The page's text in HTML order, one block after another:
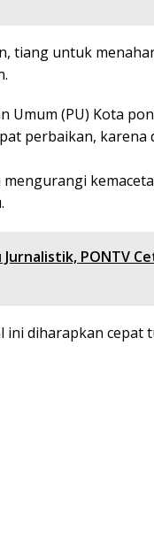
tiang untuk
Umum (PU) Kota
perbaikan,
Jurnalistik, PONTV
ini diharapkan